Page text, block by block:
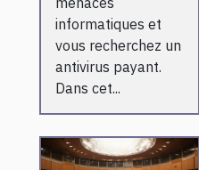
informatiques et
vous recherchez un
antivirus payant.
Dans cet...